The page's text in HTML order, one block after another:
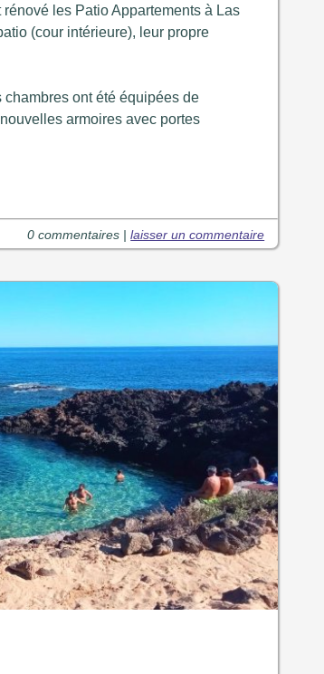
les Patio Appartements à Las
(cour intérieure), leur propre
ont été équipées de
armoires avec portes
0 commentaires |laisser un commentaire